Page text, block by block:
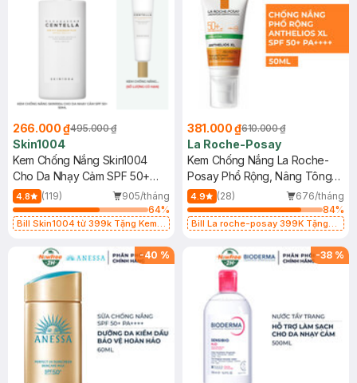
266.000 ₫495.000 ₫
Skin1004
Kem Chống Nắng Skin1004
Cho Da Nhạy Cảm SPF 50+
50ml
4.8 (119)
905/tháng
64%
Bill Skin1004 từ 399k Tặng Kem
SPF 50+ 20ml (SL Có Hạn)
381.000 ₫610.000 ₫
La Roche-Posay
Kem Chống Nắng La Roche-
Posay Phổ Rộng, Nâng Tông
Kiềm Dầu 50ml
4.9 (28)
676/tháng
84%
Bill La roche-posay 399K Tặng
(SL có hạn)
-40 % -38 %